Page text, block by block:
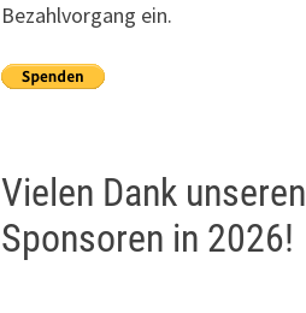
Bezahlvorgang ein.
Vielen Dank unseren
Sponsoren in 2026!